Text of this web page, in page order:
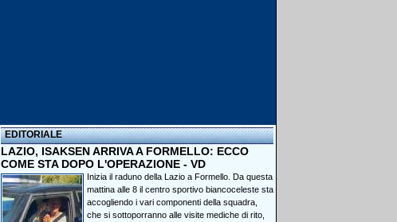
EDITORIALE
LAZIO, ISAKSEN ARRIVA A FORMELLO: ECCO
COME STA DOPO L'OPERAZIONE - VD
Inizia il raduno della Lazio a Formello. Da questa
mattina alle 8 il centro sportivo biancoceleste sta
accogliendo i vari componenti della squadra,
che si sottoporranno alle visite mediche di rito,